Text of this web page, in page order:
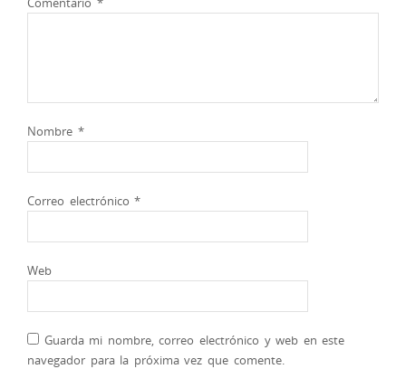
Nombre *
Correo electrónico*
Web
Guarda mi nombre, correo electrónico y web en este
navegador para la próxima vez que comente.